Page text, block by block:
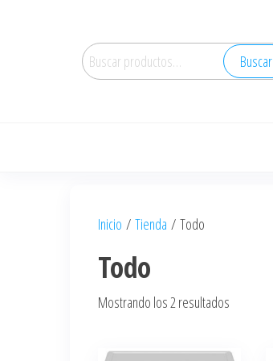
Buscar
por:
Buscar
Inicio / Tienda / Todo
Todo
Mostrando los 2 resultados
los